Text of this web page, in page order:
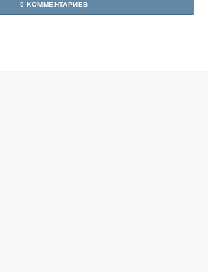
0 КОММЕНТАРИЕВ